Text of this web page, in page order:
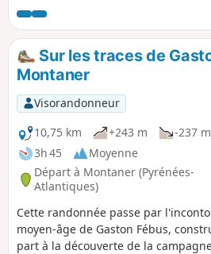
pour des familles. Ce parcours
marche nordique et il se fait alors
deuxième partie est bien adaptée
petits fractionnés avec 3 côtes de 1
Sur les traces de
Montaner
Visorandonneur
10,75 km
+243 m
-237 m
3h 45
Moyenne
Départ à Montaner (Pyrénées-
Atlantiques)
Cette randonnée passe par
moyen-âge de Gaston Fébus,
part à la découverte de la